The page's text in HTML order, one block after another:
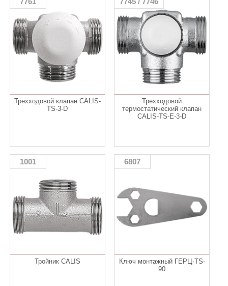
Трехходовой клапан CALIS-
TS-3-D
Трехходовой
термостатический клапан
CALIS-TS-E-3-D
1001
Тройник CALIS
6807
Ключ монтажный ГЕРЦ-TS-
90